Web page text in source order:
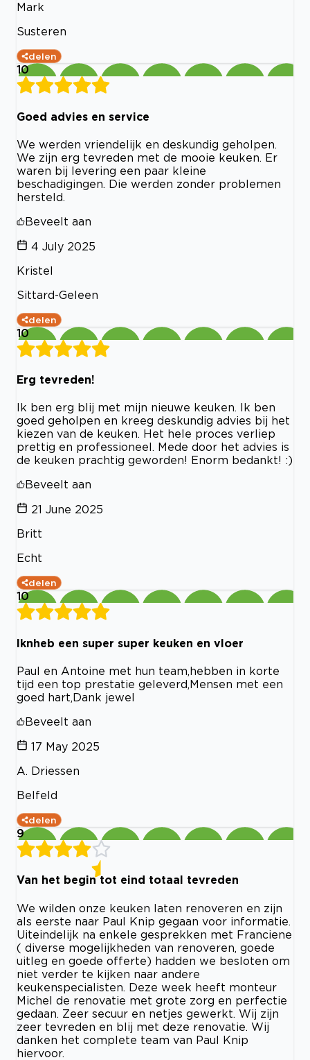
Mark
Susteren
delen
10
Goed advies en service
We werden vriendelijk en deskundig geholpen.
We zijn erg tevreden met de mooie keuken. Er
waren bij levering een paar kleine
beschadigingen. Die werden zonder problemen
hersteld.
Beveelt aan
4 July 2025
Kristel
Sittard-Geleen
delen
10
Erg tevreden!
Ik ben erg blij met mijn nieuwe keuken. Ik ben
goed geholpen en kreeg deskundig advies bij het
kiezen van de keuken. Het hele proces verliep
prettig en professioneel. Mede door het advies is
de keuken prachtig geworden! Enorm bedankt! :)
Beveelt aan
21 June 2025
Britt
Echt
delen
10
Iknheb een super super keuken en vloer
Paul en Antoine met hun team,hebben in korte
tijd een top prestatie geleverd,Mensen met een
goed hart,Dank jewel
Beveelt aan
17 May 2025
A. Driessen
Belfeld
delen
9
Van het begin tot eind totaal tevreden
We wilden onze keuken laten renoveren en zijn
als eerste naar Paul Knip gegaan voor informatie.
Uiteindelijk na enkele gesprekken met Franciene
( diverse mogelijkheden van renoveren, goede
uitleg en goede offerte) hadden we besloten om
niet verder te kijken naar andere
keukenspecialisten. Deze week heeft monteur
Michel de renovatie met grote zorg en perfectie
gedaan. Zeer secuur en netjes gewerkt. Wij zijn
zeer tevreden en blij met deze renovatie. Wij
danken het complete team van Paul Knip
hiervoor.